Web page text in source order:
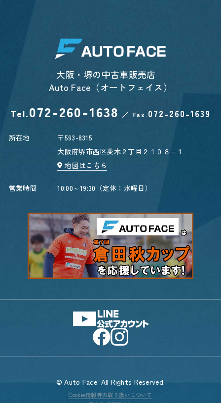
大阪・堺の中古車販売店
Auto Face（オートフェイス）
Tel.072-260-1638 ／ Fax.072-260-1639
所在地
〒593-8315
大阪府堺市西区菱木２丁目２１０８−１
地図はこちら
営業時間 10:00～19:30（定休：水曜日）
© Auto Face. All Rights Reserved.
Cookie情報等の取り扱いについて